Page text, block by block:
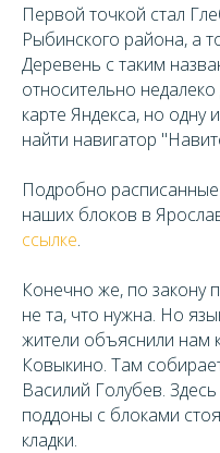
Первой точкой стал
Рыбинского района, а
Деревень с таким
относительно недалеко
карте Яндекса, но одну
найти навигатор
Подробно
наших блоков в
ссылке.
Конечно же, по закону
не та, что нужна. Но
жители объяснили нам
Ковыкино. Там
Василий Голубев.
поддоны с блоками
кладки.